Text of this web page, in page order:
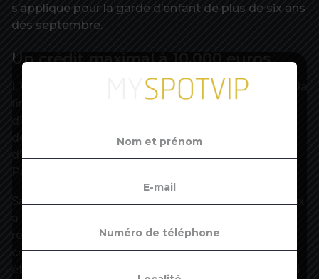
s’applique pour la garde d’enfant de plus de six ans
dès septembre.
Un crédit maximal à 10.000 euros
L’Urssaf espère atteindre 400.000 bénéficiaires à la
fin de l’année. Pour les employeurs en perte
département par département, et pour la garde
d’enfants, à partir de 2024, via la plateforme
relever le plafond du crédit d’impôt. A ses yeux, le
crédit d’impôt instantané n’est que la première